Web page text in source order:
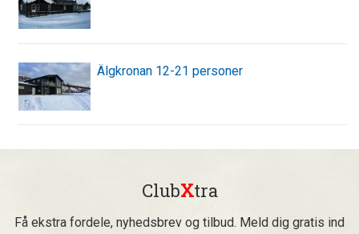
Älgkronan 12-21 personer
ClubXtra
Få ekstra fordele, nyhedsbrev og tilbud. Meld dig gratis ind